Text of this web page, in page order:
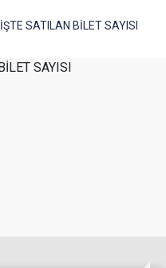
İŞTE SATILAN BİLET SAYISI